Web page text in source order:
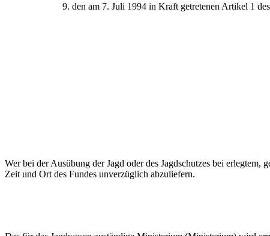
9. den am 7. Juli 1994 in Kraft getretenen Artikel 1
Wer bei der Ausübung der Jagd oder des Jagdschutzes bei
Zeit und Ort des Fundes unverzüglich abzuliefern.